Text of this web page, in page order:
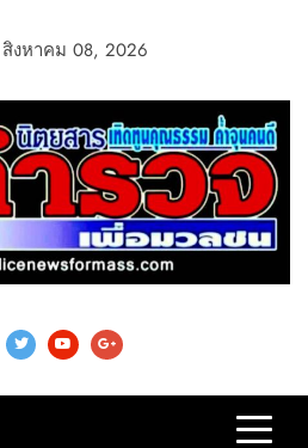
สิงหาคม 08, 2026
For